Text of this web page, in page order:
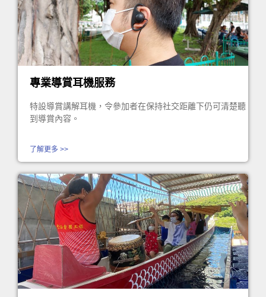
專業導賞耳機服務
特設導賞講解耳機，令參加者在保持社交距離下仍可清楚聽
到導賞內容。
了解更多 >>